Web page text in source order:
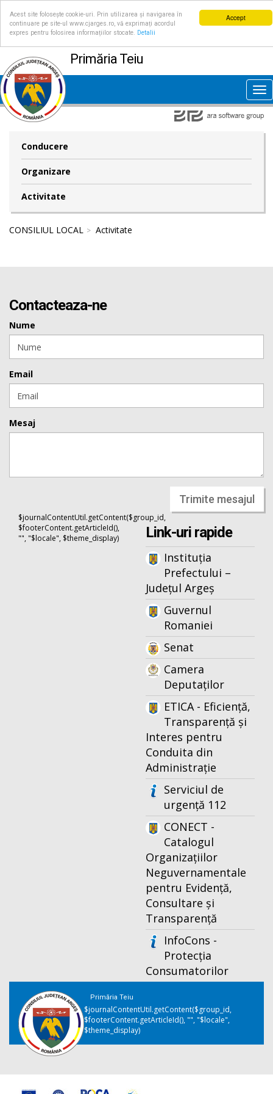
Accept
Acest site folosește cookie-uri. Prin utilizarea și navigarea în
continuare pe site-ul www.cjarges.ro, vă exprimați acordul
expres pentru folosirea informațiilor stocate.
Detalii
Primăria Teiu
Conducere
Organizare
Activitate
CONSILIUL LOCAL Activitate
Contacteaza-ne
Nume
Email
Mesaj
Trimite mesajul
$journalContentUtil.getContent($group_id,
$footerContent.getArticleId(),
"", "$locale", $theme_display)
Link-uri rapide
Instituția
Prefectului –
Județul Argeș
Guvernul
Romaniei
Senat
Camera
Deputaților
ETICA - Eficiență,
Transparență și
Interes pentru
Conduita din
Administrație
Serviciul de
urgență 112
CONECT -
Catalogul
Organizațiilor
Neguvernamentale
pentru Evidență,
Consultare și
Transparență
InfoCons -
Protecția
Consumatorilor
Primăria Teiu
$journalContentUtil.getContent($group_id,
$footerContent.getArticleId(), "", "$locale",
$theme_display)